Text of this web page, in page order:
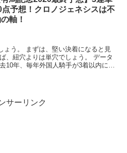
点予想！クロノジェネシスは不
軸！
ょう。 まずは、堅い決着になると見
穴よりは単穴でしょう。 データ
10年、毎年外国人騎手が3着以内に一
サーリンク